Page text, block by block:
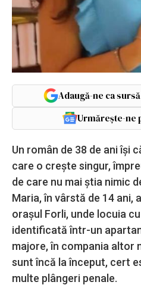
Adaugă-ne ca
Urmărește-ne
Un român de 38 de ani își
care o crește singur,
de care nu mai știa nimic
Maria, în vârstă de 14 ani,
orașul Forli, unde locuia
identificată într-un
majore, în compania altor
sunt încă la început, cert
multe plângeri penale.